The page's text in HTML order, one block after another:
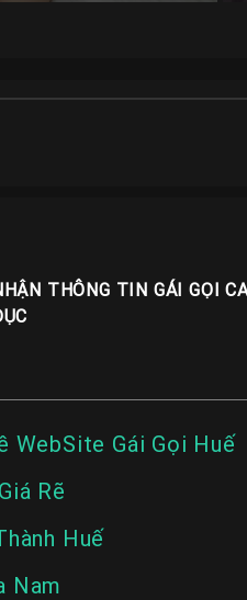
THÔNG TIN GÁI GỌI
WebSite Gái Gọi Huế
Rẽ
Huế
Nam